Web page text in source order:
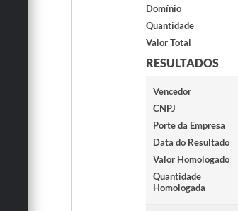
Domínio
Quantidade
Valor Total
RESULTADOS
Vencedor
CNPJ
Porte da Empresa
Data do Resultado
Valor Homologado
Quantidade
Homologada